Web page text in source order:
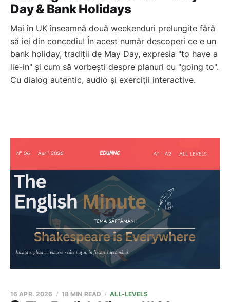
Day & Bank Holidays
Mai în UK înseamnă două weekenduri prelungite fără
să iei din concediu! În acest număr descoperi ce e un
bank holiday, tradiții de May Day, expresia "to have a
lie-in" și cum să vorbești despre planuri cu "going to".
Cu dialog autentic, audio și exerciții interactive.
16 APR. 2026 18 MIN READ ALL-LEVELS